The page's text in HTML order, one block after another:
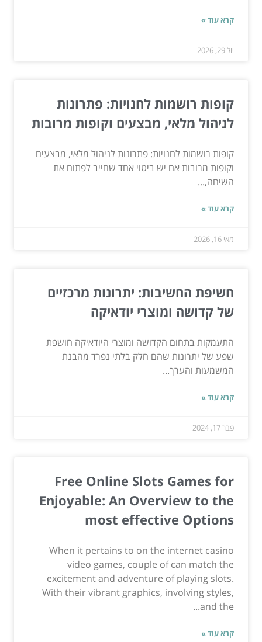
קרא עוד »
יול 29, 2026
קופות רושמות לחנויות: פתרונות
לניהול מלאי, מבצעים וקופות מרובות
קופות רושמות לחנויות: פתרונות לניהול מלאי, מבצעים
וקופות מרובות אם יש ביטוי אחד שחייב לפתוח את
השיחה,...
קרא עוד »
מאי 16, 2026
חשיפת החשיבות: יתרונות מרכזיים
של קדושה ומוצרי יודאיקה
התעמקות בתחום הקדושה ומוצרי היודאיקה חושפת
שפע של יתרונות שהם חלק בלתי נפרד מהבנת
המשמעות והערך...
קרא עוד »
פבר 17, 2024
Free Online Slots Games for
Enjoyable: An Overview to the
most effective Options
When it pertains to on the internet casino
video games, couple of can match the
excitement and adventure of playing slots.
With their vibrant graphics, involving styles,
and the...
קרא עוד »